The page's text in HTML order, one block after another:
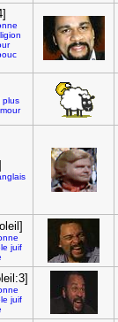
plus
juif
juif